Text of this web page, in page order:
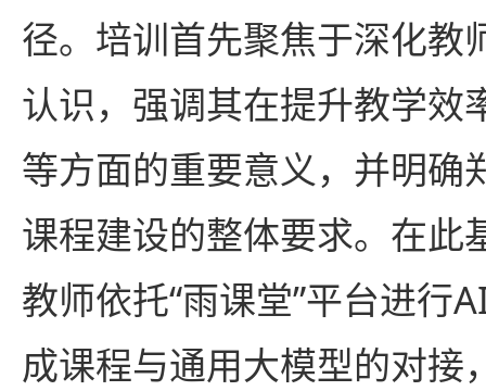
径。培训首先聚焦于深化教
认识，强调其在提升教学效
等方面的重要意义，并明确
课程建设的整体要求。在此
教师依托“雨课堂”平台进行
成课程与通用大模型的对接